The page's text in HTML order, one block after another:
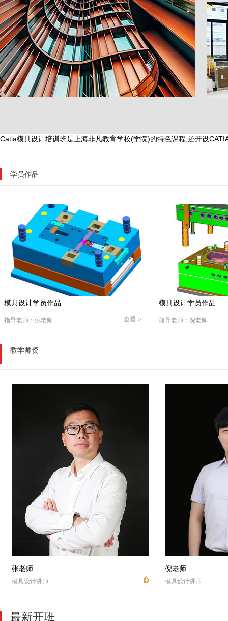
Catia模具设计培训班是上海非凡教育学校(学院)的特色课程,还开设
学员作品
模具设计学员作品
查看 >
指导老师：倪老师
模具设计学员作品
指导老师：倪老师
教学师资
张老师
模具设计讲师
倪老师
模具设计讲师
最新开班